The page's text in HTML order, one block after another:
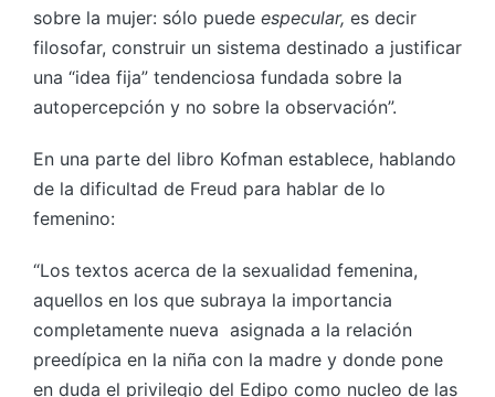
sobre la mujer: sólo puede especular, es decir
filosofar, construir un sistema destinado a justificar
una “idea fija” tendenciosa fundada sobre la
autopercepción y no sobre la observación”.
En una parte del libro Kofman establece, hablando
de la dificultad de Freud para hablar de lo
femenino:
“Los textos acerca de la sexualidad femenina,
aquellos en los que subraya la importancia
completamente nueva asignada a la relación
preedípica en la niña con la madre y donde pone
en duda el privilegio del Edipo como nucleo de las